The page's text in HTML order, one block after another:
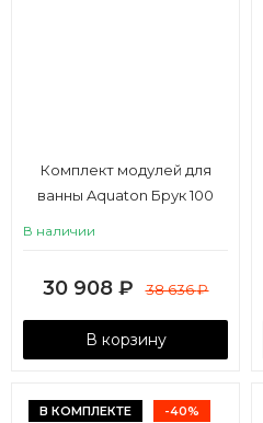
Комплект модулей для
ванны Aquaton Брук 100
В наличии
30 908 ₽ 38 636₽
В корзину
В КОМПЛЕКТЕ -40%